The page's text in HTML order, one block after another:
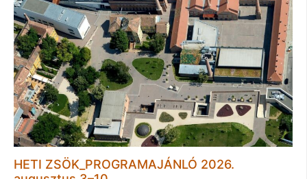
HETI ZSÖK_PROGRAMAJÁNLÓ 2026.